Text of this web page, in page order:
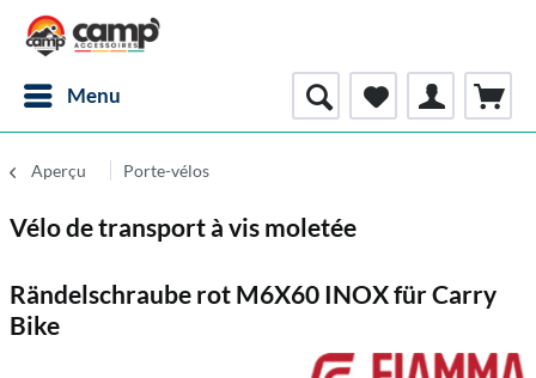
Menu
Aperçu Porte-vélos
Vélo de transport à vis moletée
Rändelschraube rot M6X60 INOX für Carry
Bike